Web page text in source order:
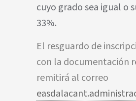
cuyo grado sea igual o
33%.
El resguardo de
con la documentación
remitirá al correo